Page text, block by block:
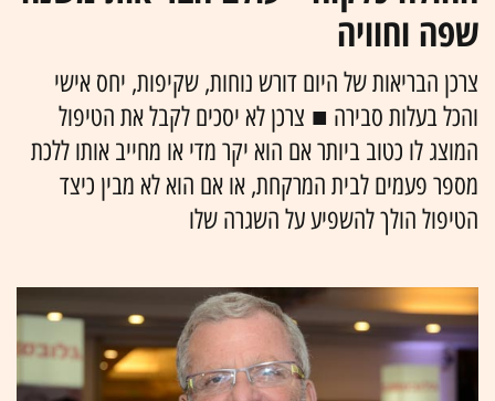
שפה וחוויה
צרכן הבריאות של היום דורש נוחות, שקיפות, יחס אישי
והכל בעלות סבירה ■ צרכן לא יסכים לקבל את הטיפול
המוצג לו כטוב ביותר אם הוא יקר מדי או מחייב אותו ללכת
מספר פעמים לבית המרקחת, או אם הוא לא מבין כיצד
הטיפול הולך להשפיע על השגרה שלו